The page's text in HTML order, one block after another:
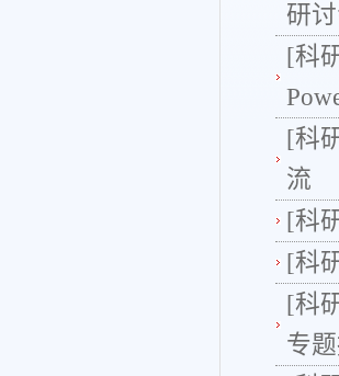
研
[科
[科
流
[科
[科
[科
专